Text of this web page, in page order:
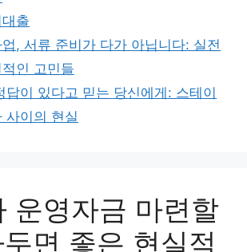
출
, 서류 준비가 다가 아닙니다: 실전
인 고민들
답이 있다고 믿는 당신에게: 스테이
사이의 현실
운영자금 마련할
면 좋은 현실적